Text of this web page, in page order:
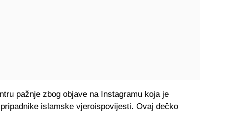
pažnje zbog objave na Instagramu koja je
islamske vjeroispovijesti. Ovaj dečko